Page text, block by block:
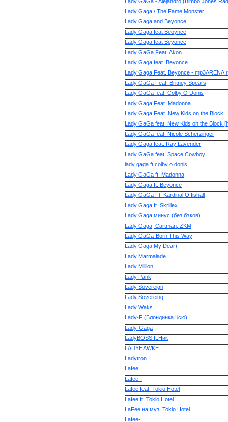
Lady Gaga / The Fame Monster
Lady Gaga and Beyonce
Lady Gaga feat Beoynce
Lady Gaga feat Beyonce
Lady GaGa Feat. Akon
Lady Gaga feat. Beyonce
Lady Gaga Feat. Beyonce -
Lady GaGa Feat. Britney Spears
Lady GaGa feat. Colby O Donis
Lady Gaga Feat. Madonna
Lady Gaga Feat. New Kids on the Block
Lady GaGa feat. New Kids on the Block
Lady GaGa feat. Nicole Scherzinger
Lady Gaga feat. Ray Lavender
Lady GaGa feat. Space Cowboy
lady gaga ft colby o donis
Lady GaGa ft. Madonna
Lady Gaga ft. Beyonce
Lady GaGa Ft. Kardinal Offishall
Lady Gaga ft. Skrillex
Lady Gaga минус (без бэков)
Lady Gaga, Cartman, ZKM
Lady GaGa-Born This Way
Lady Gaga.My Dear)
Lady Marmalade
Lady Million
Lady Pank
Lady Sovereign
Lady Sovereing
Lady Waks
Lady-F (Блондинка Ксю)
Lady-Gaga
LadyBOSS ft.Ник
LADYHAWKE
Ladytron
Lafee
Lafee -
Lafee feat. Tokio Hotel
Lafee ft. Tokio Hotel
LaFee на муз. Tokio Hotel
Lafee-